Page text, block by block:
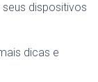
dispositivos
dicas e